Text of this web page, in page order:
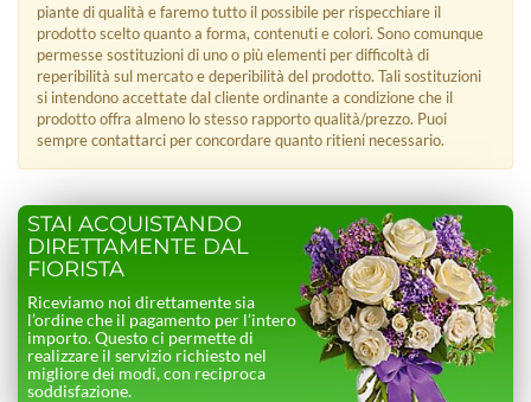
piante di qualità e faremo tutto il possibile per rispecchiare il
prodotto scelto quanto a forma, contenuti e colori. Sono comunque
permesse sostituzioni di uno o più elementi per difficoltà di
reperibilità sul mercato e deperibilità del prodotto. Tali sostituzioni
si intendono accettate dal cliente ordinante a condizione che il
prodotto offra almeno lo stesso rapporto qualità/prezzo. Puoi
sempre contattarci per concordare quanto ritieni necessario.
STAI ACQUISTANDO
DIRETTAMENTE DAL
FIORISTA
Riceviamo noi direttamente sia
l’ordine che il pagamento per l’intero
importo. Questo ci permette di
realizzare il servizio richiesto nel
migliore dei modi, con reciproca
soddisfazione.